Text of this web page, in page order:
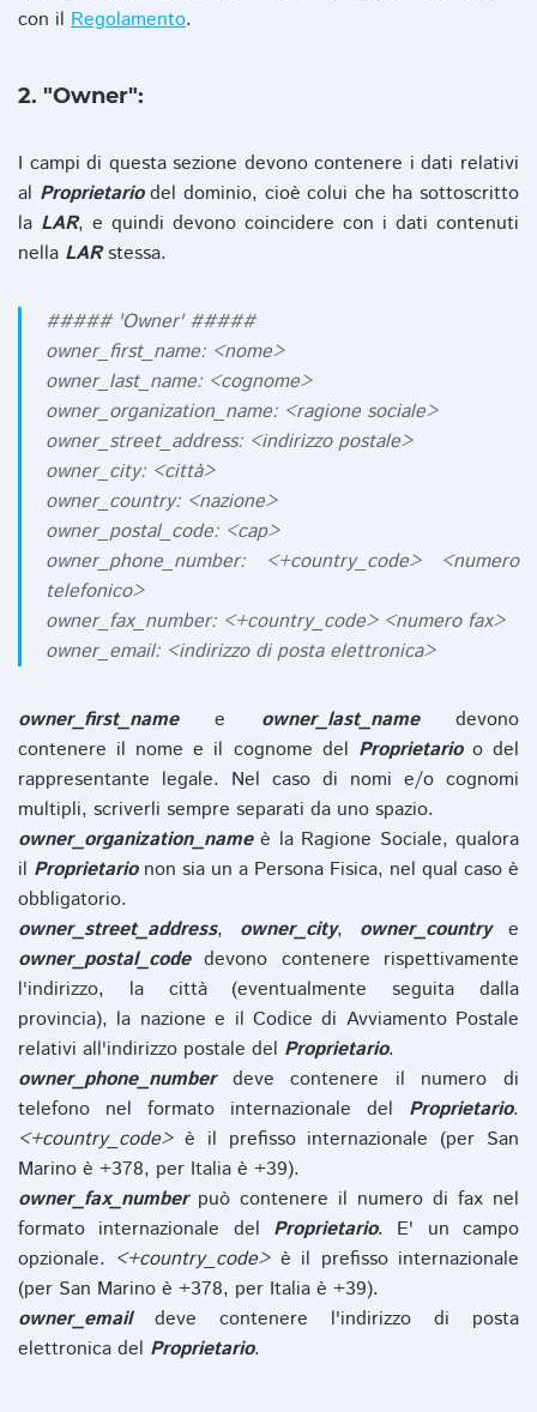
con il Regolamento.
2. "Owner":
I campi di questa sezione devono contenere i dati relativi
al Proprietariodel dominio, cioè colui che ha sottoscritto
la LAR, e quindi devono coincidere con i dati contenuti
nella LARstessa.
##### 'Owner' #####
owner_first_name: <nome>
owner_last_name: <cognome>
owner_organization_name: <ragione sociale>
owner_street_address: <indirizzo postale>
owner_city: <città>
owner_country: <nazione>
owner_postal_code: <cap>
owner_phone_number: <+country_code> <numero
telefonico>
owner_fax_number: <+country_code> <numero fax>
owner_email: <indirizzo di posta elettronica>
owner_first_namee owner_last_namedevono
contenere il nome e il cognome del Proprietarioo del
rappresentante legale. Nel caso di nomi e/o cognomi
multipli, scriverli sempre separati da uno spazio.
owner_organization_nameè la Ragione Sociale, qualora
il Proprietarionon sia un a Persona Fisica, nel qual caso è
obbligatorio.
owner_street_address, owner_city, owner_countrye
owner_postal_codedevono contenere rispettivamente
l'indirizzo, la città (eventualmente seguita dalla
provincia), la nazione e il Codice di Avviamento Postale
relativi all'indirizzo postale del Proprietario.
owner_phone_numberdeve contenere il numero di
telefono nel formato internazionale del Proprietario.
<+country_code>è il prefisso internazionale (per San
Marino è +378, per Italia è +39).
owner_fax_numberpuò contenere il numero di fax nel
formato internazionale del Proprietario. E' un campo
opzionale. <+country_code>è il prefisso internazionale
(per San Marino è +378, per Italia è +39).
owner_emaildeve contenere l'indirizzo di posta
elettronica del Proprietario.